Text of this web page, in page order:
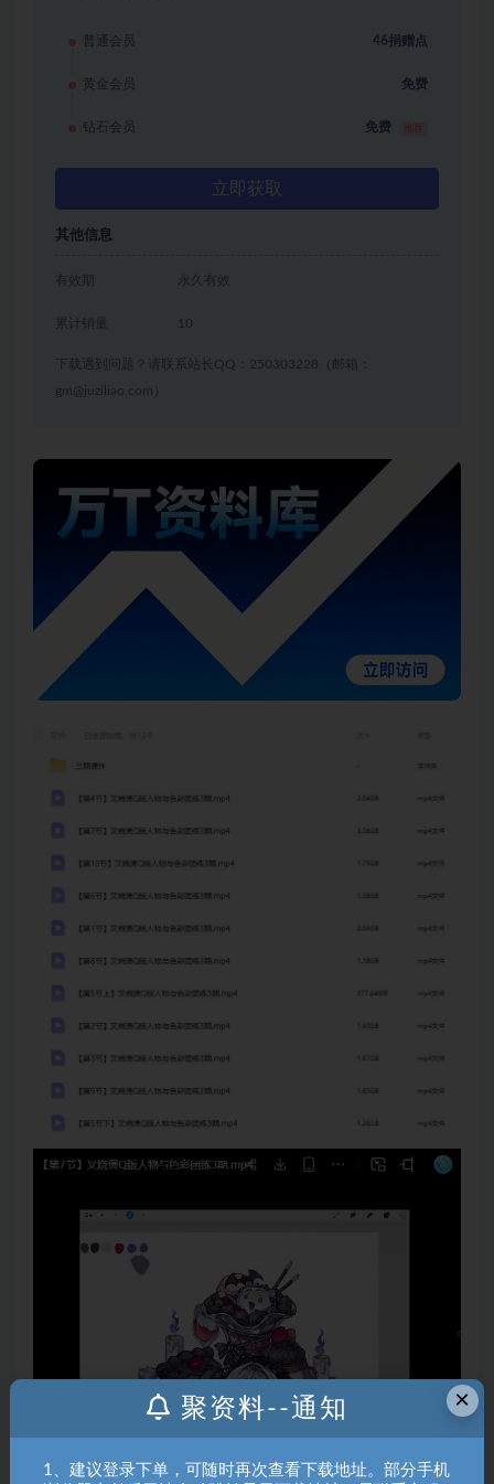
普通会员 46捐赠点
黄金会员 免费
钻石会员 免费
立即获取
其他信息
有效期 永久有效
累计销量 10
下载遇到问题？请联系站长QQ：250303228（邮箱：
gm@juziliao.com）
×
聚资料--通知
1、建议登录下单，可随时再次查看下载地址。部分手机